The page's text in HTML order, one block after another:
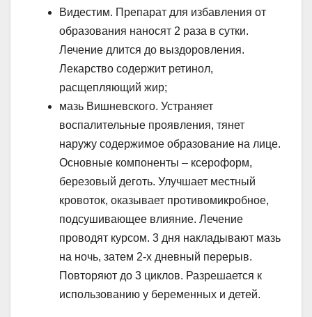
Видестим. Препарат для избавления от
образования наносят 2 раза в сутки.
Лечение длится до выздоровления.
Лекарство содержит ретинол,
расщепляющий жир;
мазь Вишневского. Устраняет
воспалительные проявления, тянет
наружу содержимое образование на лице.
Основные компоненты – ксероформ,
березовый деготь. Улучшает местный
кровоток, оказывает противомикробное,
подсушивающее влияние. Лечение
проводят курсом. 3 дня накладывают мазь
на ночь, затем 2-х дневный перерыв.
Повторяют до 3 циклов. Разрешается к
использованию у беременных и детей.